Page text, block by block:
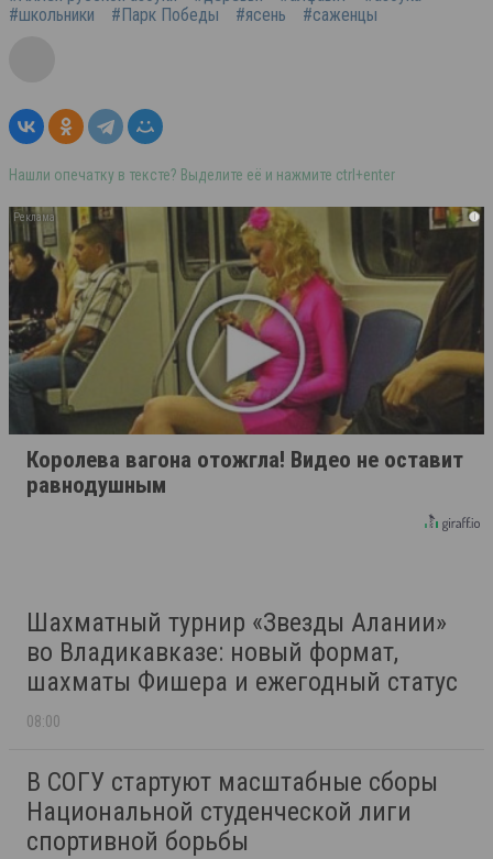
#школьники
#Парк Победы #ясень #саженцы
Нашли опечатку в тексте? Выделите её и нажмите ctrl+enter
i
Королева вагона отожгла! Видео не оставит
равнодушным
Шахматный турнир «Звезды Алании»
во Владикавказе: новый формат,
шахматы Фишера и ежегодный статус
08:00
В СОГУ стартуют масштабные сборы
Национальной студенческой лиги
спортивной борьбы